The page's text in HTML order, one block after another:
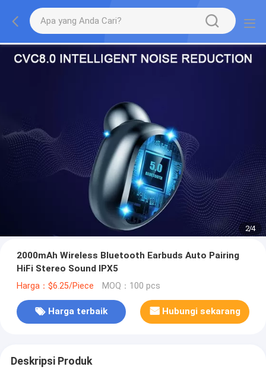
2/4
2000mAh Wireless Bluetooth Earbuds Auto Pairing
HiFi Stereo Sound IPX5
Harga：$6.25/Piece MOQ：100 pcs
Harga terbaik Hubungi sekarang
Deskripsi Produk